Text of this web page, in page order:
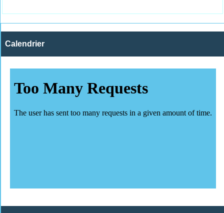
Calendrier